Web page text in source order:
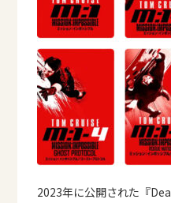
2023年に公開された『